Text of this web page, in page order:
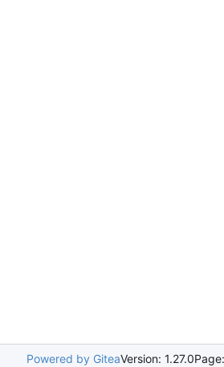
Powered by GiteaVersion: 1.27.0Page: